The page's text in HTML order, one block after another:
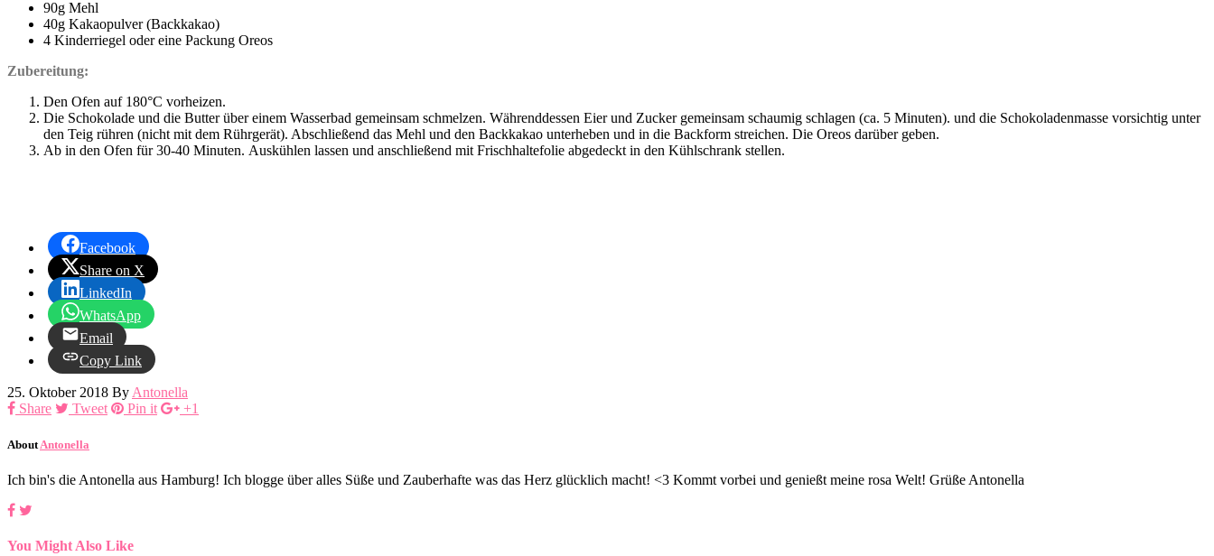
90g Mehl
40g Kakaopulver (Backkakao)
4 Kinderriegel oder eine Packung Oreos
Zubereitung:
Den Ofen auf 180°C vorheizen.
Die Schokolade und die Butter über einem Wasserbad gemeinsam schmelzen. Währenddessen Eier und Zucker gemeinsam schaumig schlagen (ca. 5 Minuten). und die Schokoladenmasse vorsichtig unter
den Teig rühren (nicht mit dem Rührgerät). Abschließend das Mehl und den Backkakao unterheben und in die Backform streichen. Die Oreos darüber geben.
Ab in den Ofen für 30-40 Minuten. Auskühlen lassen und anschließend mit Frischhaltefolie abgedeckt in den Kühlschrank stellen.
Facebook
Share on X
LinkedIn
WhatsApp
Email
Copy Link
25. Oktober 2018 ByAntonella
Share
Tweet Pin it +1
About Antonella
Ich bin's die Antonella aus Hamburg! Ich blogge über alles Süße und Zauberhafte was das Herz glücklich macht! <3 Kommt vorbei und genießt meine rosa Welt! Grüße Antonella
You Might Also Like